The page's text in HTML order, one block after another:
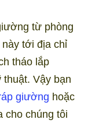
từ phòng
tới địa chỉ
tháo lắp
Vậy bạn
giường hoặc
cho chúng tôi